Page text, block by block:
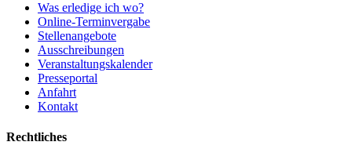
Was erledige ich wo?
Online-Terminvergabe
Stellenangebote
Ausschreibungen
Veranstaltungskalender
Presseportal
Anfahrt
Kontakt
Rechtliches